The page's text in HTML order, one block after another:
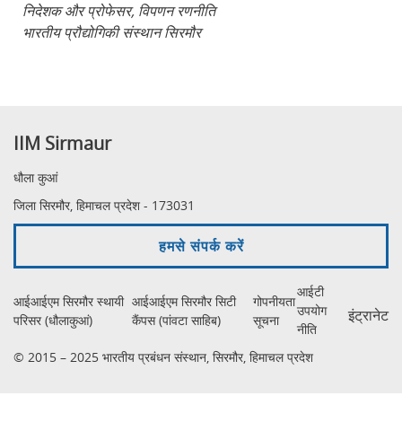
निदेशक और प्रोफेसर, विपणन रणनीति
भारतीय प्रौद्योगिकी संस्थान सिरमौर
IIM Sirmaur
धौला कुआं
जिला सिरमौर, हिमाचल प्रदेश - 173031
हमसे संपर्क करें
आईआईएम सिरमौर स्थायी
परिसर (धौलाकुआं)
आईआईएम सिरमौर सिटी
कैंपस (पांवटा साहिब)
गोपनीयता
सूचना
आईटी
उपयोग
नीति
इंट्रानेट
© 2015 – 2025 भारतीय प्रबंधन संस्थान, सिरमौर, हिमाचल प्रदेश